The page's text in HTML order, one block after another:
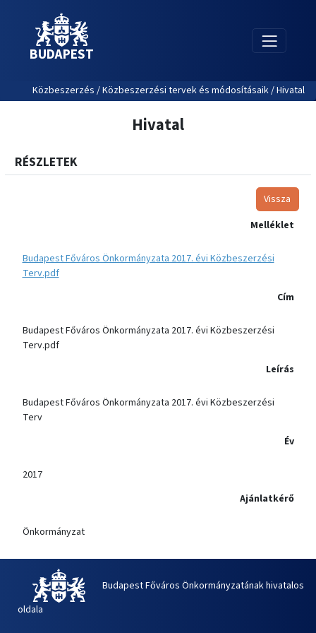
BUDAPEST
Közbeszerzés / Közbeszerzési tervek és módosításaik / Hivatal
Hivatal
RÉSZLETEK
Vissza
Melléklet
Budapest Főváros Önkormányzata 2017. évi Közbeszerzési
Terv.pdf
Cím
Budapest Főváros Önkormányzata 2017. évi Közbeszerzési
Terv.pdf
Leírás
Budapest Főváros Önkormányzata 2017. évi Közbeszerzési
Terv
Év
2017
Ajánlatkérő
Önkormányzat
Budapest Főváros Önkormányzatának hivatalos
oldala